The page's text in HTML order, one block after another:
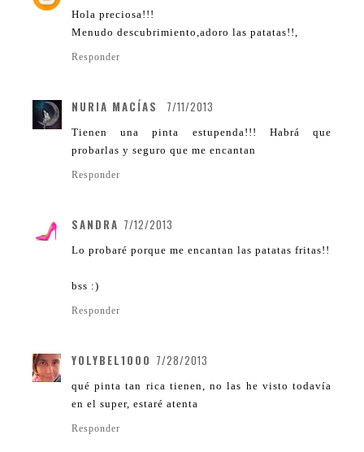
Hola preciosa!!!
Menudo descubrimiento,adoro las patatas!!,
Responder
NURIA MACÍAS 7/11/2013
Tienen una pinta estupenda!!! Habrá que
probarlas y seguro que me encantan
Responder
SANDRA 7/12/2013
Lo probaré porque me encantan las patatas fritas!!
bss :)
Responder
YOLYBEL1000 7/28/2013
qué pinta tan rica tienen, no las he visto todavía
en el super, estaré atenta
Responder